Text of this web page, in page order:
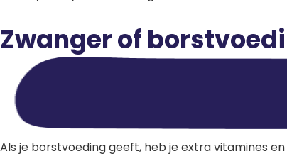
Zwanger of
Als je borstvoeding geeft, heb je extra vitamines